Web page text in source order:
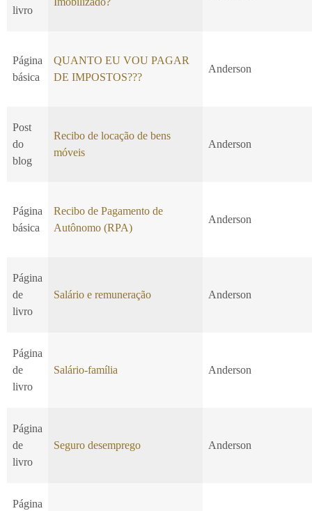
livro
Página
básica
QUANTO EU VOU PAGAR
DE IMPOSTOS???
Anderson
Post
do
blog
Recibo de locação de bens
móveis
Anderson
Página
básica
Recibo de Pagamento de
Autônomo (RPA)
Anderson
Página
de
livro
Salário e remuneração Anderson
Página
de
livro
Salário-família Anderson
Página
de
livro
Seguro desemprego Anderson
Página